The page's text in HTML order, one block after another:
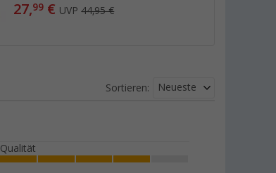
27,99 € UVP44,95 €
Sortieren: Neueste
Qualität